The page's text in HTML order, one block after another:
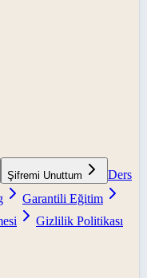
Şifremi Unuttum
Ders
Garantili Eğitim
Gizlilik Politikası